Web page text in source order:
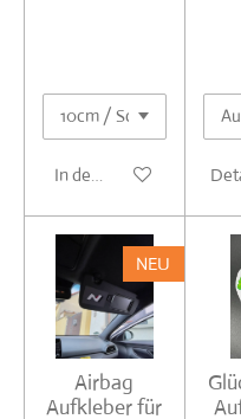
In den Warenkorb
NEU
Airbag
Aufkleber für